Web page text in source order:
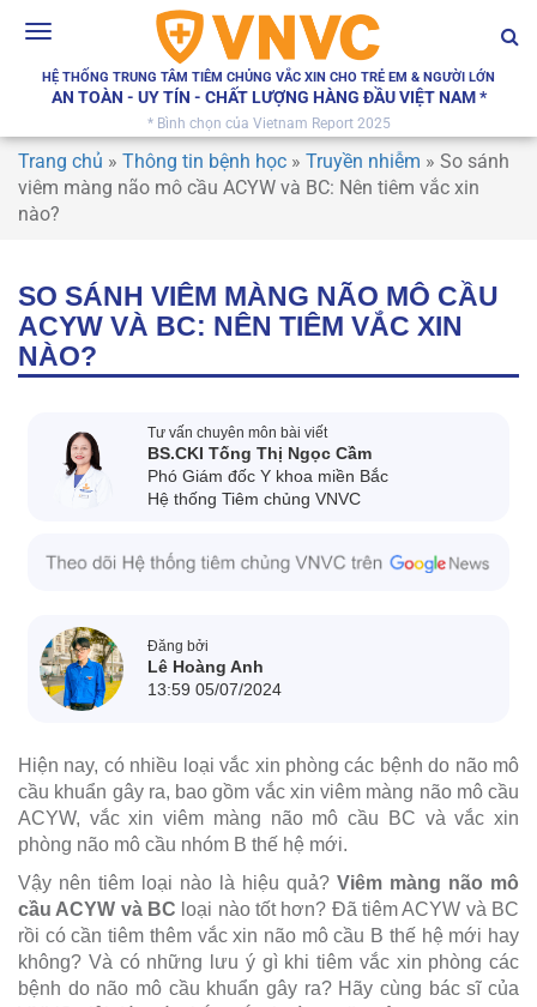
Toggle
HỆ THỐNG TRUNG TÂM TIÊM CHỦNG VẮC XIN CHO TRẺ EM & NGƯỜI LỚN
AN TOÀN - UY TÍN - CHẤT LƯỢNG HÀNG ĐẦU VIỆT NAM *
* Bình chọn của Vietnam Report 2025
Trang chủ » Thông tin bệnh học » Truyền nhiễm » So sánh
viêm màng não mô cầu ACYW và BC: Nên tiêm vắc xin
nào?
SO SÁNH VIÊM MÀNG NÃO MÔ CẦU
ACYW VÀ BC: NÊN TIÊM VẮC XIN
NÀO?
Tư vấn chuyên môn bài viết
BS.CKI Tống Thị Ngọc Cầm
Phó Giám đốc Y khoa miền Bắc
Hệ thống Tiêm chủng VNVC
Đăng bởi
Lê Hoàng Anh
13:59 05/07/2024
Hiện nay, có nhiều loại vắc xin phòng các bệnh do não mô
cầu khuẩn gây ra, bao gồm vắc xin viêm màng não mô cầu
ACYW, vắc xin viêm màng não mô cầu BC và vắc xin
phòng não mô cầu nhóm B thế hệ mới.
Vậy nên tiêm loại nào là hiệu quả? Viêm màng não mô
cầu ACYW và BC loại nào tốt hơn? Đã tiêm ACYW và BC
rồi có cần tiêm thêm vắc xin não mô cầu B thế hệ mới hay
không? Và có những lưu ý gì khi tiêm vắc xin phòng các
bệnh do não mô cầu khuẩn gây ra? Hãy cùng bác sĩ của